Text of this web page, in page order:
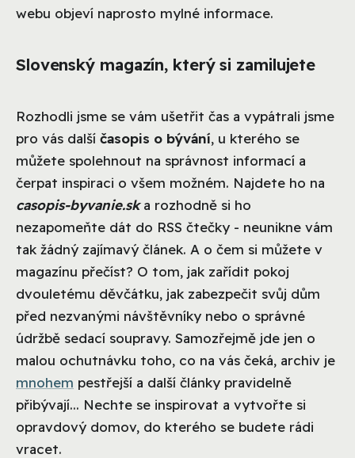
webu objeví naprosto mylné informace.
Slovenský magazín, který si zamilujete
Rozhodli jsme se vám ušetřit čas a vypátrali jsme
pro vás další časopis o bývání, u kterého se
můžete spolehnout na správnost informací a
čerpat inspiraci o všem možném. Najdete ho na
casopis-byvanie.ska rozhodně si ho
nezapomeňte dát do RSS čtečky - neunikne vám
tak žádný zajímavý článek. A o čem si můžete v
magazínu přečíst? O tom, jak zařídit pokoj
dvouletému děvčátku, jak zabezpečit svůj dům
před nezvanými návštěvníky nebo o správné
údržbě sedací soupravy. Samozřejmě jde jen o
malou ochutnávku toho, co na vás čeká, archiv je
mnohem pestřejší a další články pravidelně
přibývají... Nechte se inspirovat a vytvořte si
opravdový domov, do kterého se budete rádi
vracet.